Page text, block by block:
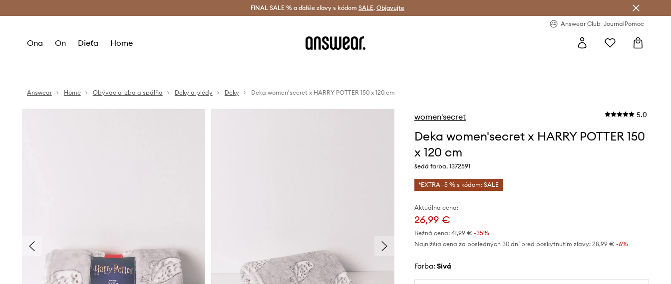
Bezplatná doprava od 60 € > Doručenie aj do 24 h >
FINAL SALE % a ďalšie zľavy s kódom SALE. Objavujte
Answear Club JournalPomoc
Ona On Dieťa Home
Answear Home Obývacia izba a spálňa Deky a plédy Deky Deka women'secret x HARRY POTTER 150 x 120 cm
women'secret 5.0
Deka women'secret x HARRY POTTER 150
x 120 cm
šedá farba, 1372591
*EXTRA -5 % s kódom: SALE
Aktuálna cena:
26,99 €
Bežná cena: 41,99 € -35%
Najnižšia cena za posledných 30 dní pred poskytnutím zľavy: 28,99 € -6%
Farba: sivá